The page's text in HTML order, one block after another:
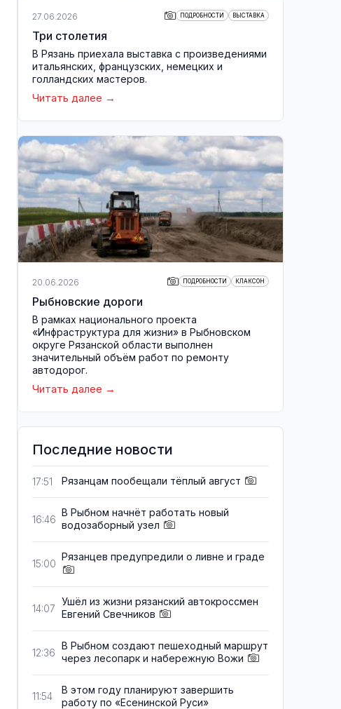
27.06.2026 ПОДРОБНОСТИ ВЫСТАВКА
Три столетия
В Рязань приехала выставка с произведениями
итальянских, французских, немецких и
голландских мастеров.
Читать далее
20.06.2026 ПОДРОБНОСТИ КЛАКСОН
Рыбновские дороги
В рамках национального проекта
«Инфраструктура для жизни» в Рыбновском
округе Рязанской области выполнен
значительный объём работ по ремонту
автодорог.
Читать далее
Последние новости
17:51 Рязанцам пообещали тёплый август
16:46
В Рыбном начнёт работать новый
водозаборный узел
15:00
Рязанцев предупредили о ливне и граде
14:07
Ушёл из жизни рязанский автокроссмен
Евгений Свечников
12:36
В Рыбном создают пешеходный маршрут
через лесопарк и набережную Вожи
11:54
В этом году планируют завершить
работу по «Есенинской Руси»